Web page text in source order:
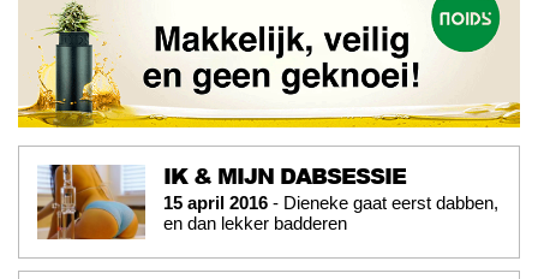
IK & MIJN DABSESSIE
15 april 2016 - Dieneke gaat eerst dabben,
en dan lekker badderen